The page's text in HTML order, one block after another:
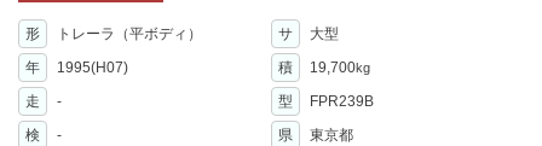
形 トレーラ（平ボディ） サ
大型
年
1995(H07) 積 19,700kg
走 - 型
FPR239B
検
- 県 東京都